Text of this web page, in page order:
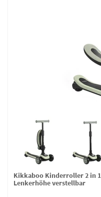
Kikkaboo Kinderroller 2 in
Lenkerhöhe verstellbar